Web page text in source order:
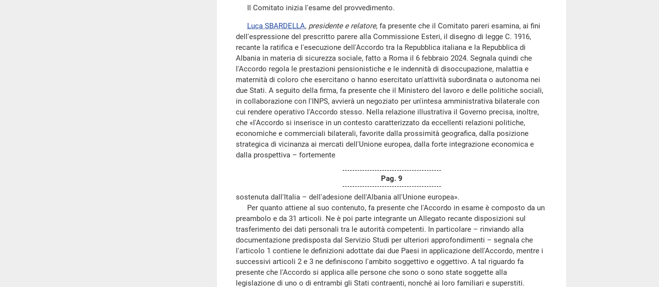
Il Comitato inizia l'esame del provvedimento.
Luca SBARDELLA, presidente e relatore, fa presente che il Comitato pareri esamina, ai fini
dell'espressione del prescritto parere alla Commissione Esteri, il disegno di legge C. 1916,
recante la ratifica e l'esecuzione dell'Accordo tra la Repubblica italiana e la Repubblica di
Albania in materia di sicurezza sociale, fatto a Roma il 6 febbraio 2024. Segnala quindi che
l'Accordo regola le prestazioni pensionistiche e le indennità di disoccupazione, malattia e
maternità di coloro che esercitano o hanno esercitato un'attività subordinata o autonoma nei
due Stati. A seguito della firma, fa presente che il Ministero del lavoro e delle politiche sociali,
in collaborazione con l'INPS, avvierà un negoziato per un'intesa amministrativa bilaterale con
cui rendere operativo l'Accordo stesso. Nella relazione illustrativa il Governo precisa, inoltre,
che «l'Accordo si inserisce in un contesto caratterizzato da eccellenti relazioni politiche,
economiche e commerciali bilaterali, favorite dalla prossimità geografica, dalla posizione
strategica di vicinanza ai mercati dell'Unione europea, dalla forte integrazione economica e
dalla prospettiva – fortemente
Pag. 9
sostenuta dall'Italia – dell'adesione dell'Albania all'Unione europea».
Per quanto attiene al suo contenuto, fa presente che l'Accordo in esame è composto da un
preambolo e da 31 articoli. Ne è poi parte integrante un Allegato recante disposizioni sul
trasferimento dei dati personali tra le autorità competenti. In particolare – rinviando alla
documentazione predisposta dal Servizio Studi per ulteriori approfondimenti – segnala che
l'articolo 1 contiene le definizioni adottate dai due Paesi in applicazione dell'Accordo, mentre i
successivi articoli 2 e 3 ne definiscono l'ambito soggettivo e oggettivo. A tal riguardo fa
presente che l'Accordo si applica alle persone che sono o sono state soggette alla
legislazione di uno o di entrambi gli Stati contraenti, nonché ai loro familiari e superstiti.